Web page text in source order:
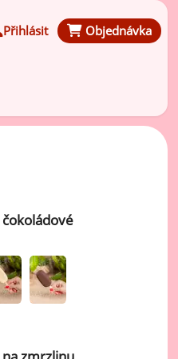
Přihlásit Objednávka